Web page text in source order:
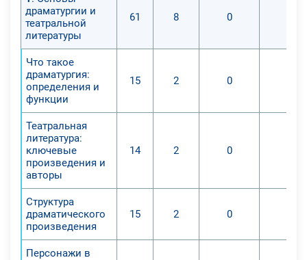
Обучающиеся получат навыки
авторской интенции и оценки
произведения. Программа
компетенций, необходимых для
театрального искусства.
драматургии и
театральной
литературы
61 8 0
Что такое
драматургия:
определения и
функции
15 2 0
Театральная
литература:
ключевые
произведения и
авторы
14 2 0
Структура
драматического
произведения
15 2 0
Персонажи в